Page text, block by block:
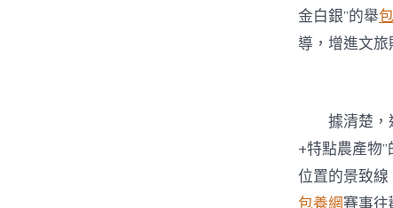
金白銀”的舉
導，增進文旅
據清楚
+特點農產物
位置的景致線